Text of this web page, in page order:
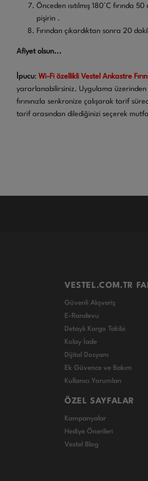
Önceden ısıtılmış 180°C fırında
pişirin .
Fırından çıkardıktan sonra 20
Afiyet olsun...
İpucu: Wi-Fi özellikli Vestel Ankastre Fırın
yararlanabilirsiniz. Uygulama üzerinden
fırınınızla senkronize çalışarak tarif
tarif arasından dilediğinizi seçerek
VESTEL.COM.TR
Güvenli Alışveriş
E-Randevu
Detaylı Kargo Takibi
Kolay İade
Dijital Dosyam
Ek Güvence ve Bakım
Kullanıcı Yorumları
ÖZEL SAYFALAR
Kampanyalar
Hediye Önerileri
Vestel Blog